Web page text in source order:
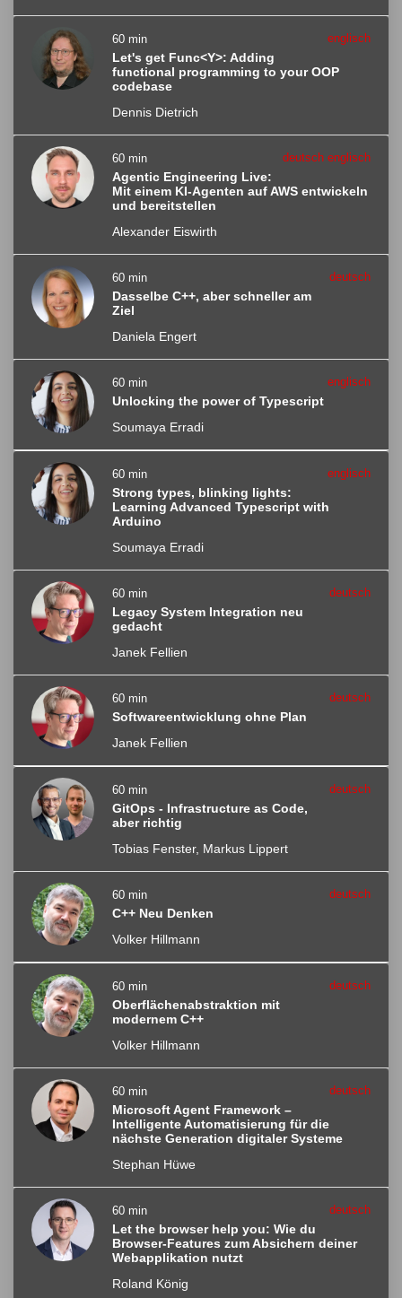
60 min englisch
Let's get Func<Y>: Adding
functional programming to your OOP
codebase
Dennis Dietrich
60 min deutsch englisch
Agentic Engineering Live:
Mit einem KI-Agenten auf AWS entwickeln
und bereitstellen
Alexander Eiswirth
60 min deutsch
Dasselbe C++, aber schneller am
Ziel
Daniela Engert
60 min englisch
Unlocking the power of Typescript
Soumaya Erradi
60 min englisch
Strong types, blinking lights:
Learning Advanced Typescript with
Arduino
Soumaya Erradi
60 min deutsch
Legacy System Integration neu
gedacht
Janek Fellien
60 min deutsch
Softwareentwicklung ohne Plan
Janek Fellien
60 min deutsch
GitOps - Infrastructure as Code,
aber richtig
Tobias Fenster, Markus Lippert
60 min deutsch
C++ Neu Denken
Volker Hillmann
60 min deutsch
Oberflächenabstraktion mit
modernem C++
Volker Hillmann
60 min deutsch
Microsoft Agent Framework –
Intelligente Automatisierung für die
nächste Generation digitaler Systeme
Stephan Hüwe
60 min deutsch
Let the browser help you: Wie du
Browser-Features zum Absichern deiner
Webapplikation nutzt
Roland König